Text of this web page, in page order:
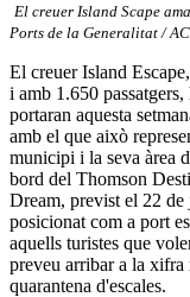
El creuer Island Scape
Ports de la Generalitat /
El creuer Island
i amb 1.650
portaran aquesta
amb el que això
municipi i la seva àrea
bord del Thomson
Dream, previst el 22
posicionat com a port
aquells turistes que
preveu arribar a la xifra
quarantena d'escales.